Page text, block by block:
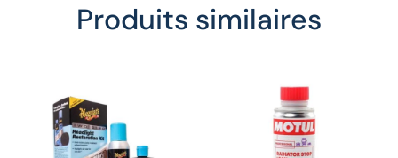
Produits similaires